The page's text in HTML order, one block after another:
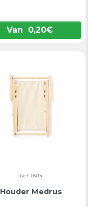
Van 0,20€
Ref: 1609
Houder Medrus